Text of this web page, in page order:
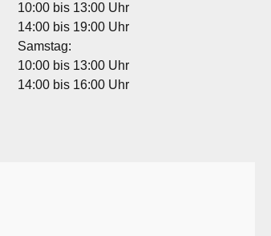
10:00 bis 13:00 Uhr
14:00 bis 19:00 Uhr
Samstag:
10:00 bis 13:00 Uhr
14:00 bis 16:00 Uhr